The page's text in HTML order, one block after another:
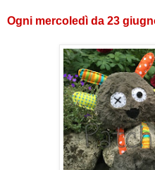
Ogni mercoledì da 23